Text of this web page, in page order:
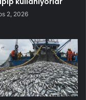
2, 2026